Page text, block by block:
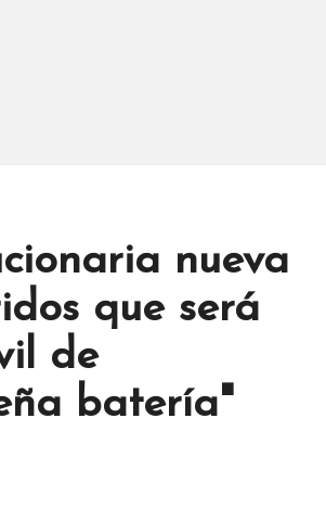
nueva
que será
de
batería"